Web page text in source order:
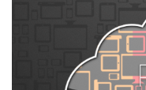
お問い合わせ